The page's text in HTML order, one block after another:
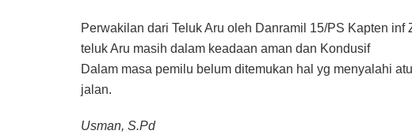
Perwakilan dari Teluk Aru oleh Danramil 15/PS Kapten
teluk Aru masih dalam keadaan aman dan Kondusif
Dalam masa pemilu belum ditemukan hal yg menyalahi
jalan.
Usman, S.Pd